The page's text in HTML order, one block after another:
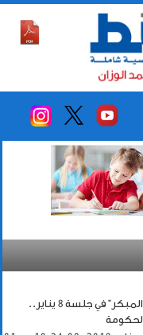
النائب أسامة الشاهين: نأمل إنجاز "التقاعد المبكر" في جلسة 8 يناير..